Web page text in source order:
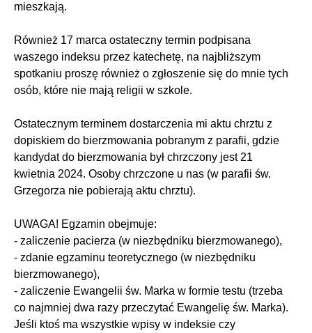
mieszkają.
Również 17 marca ostateczny termin podpisana
waszego indeksu przez katechetę, na najbliższym
spotkaniu proszę również o zgłoszenie się do mnie tych
osób, które nie mają religii w szkole.
Ostatecznym terminem dostarczenia mi aktu chrztu z
dopiskiem do bierzmowania pobranym z parafii, gdzie
kandydat do bierzmowania był chrzczony jest 21
kwietnia 2024. Osoby chrzczone u nas (w parafii św.
Grzegorza nie pobierają aktu chrztu).
UWAGA! Egzamin obejmuje:
- zaliczenie pacierza (w niezbędniku bierzmowanego),
- zdanie egzaminu teoretycznego (w niezbędniku
bierzmowanego),
- zaliczenie Ewangelii św. Marka w formie testu (trzeba
co najmniej dwa razy przeczytać Ewangelię św. Marka).
Jeśli ktoś ma wszystkie wpisy w indeksie czy